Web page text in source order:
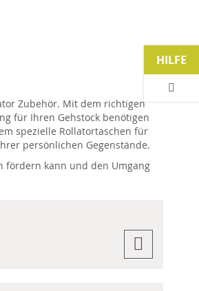
Zubehör. Mit dem richtigen
für Ihren Gehstock benötigen
spezielle Rollatortaschen für
persönlichen Gegenstände.
fördern kann und den Umgang
HILFE